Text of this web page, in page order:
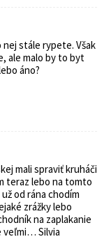
stále rypete. Však
ale malo by to byt
áno?
mali spraviť kruháči
teraz lebo na tomto
od rána chodím
zrážky lebo
na zaplakanie
veľmi… Silvia